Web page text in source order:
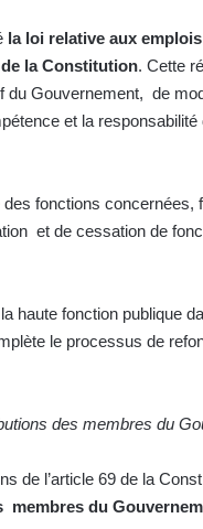
la loi relative aux
la Constitution. Cette
du Gouvernement, de
et la
fonctions
et de cessation de
haute fonction publique
le processus de
des membres du
de l’article 69 de la
membres du